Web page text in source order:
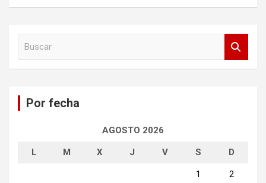
Por fecha
AGOSTO 2026
L M X J V S D
1 2